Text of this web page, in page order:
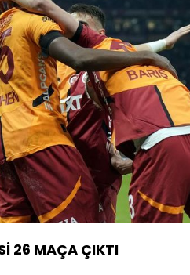
26 MAÇA ÇIKTI